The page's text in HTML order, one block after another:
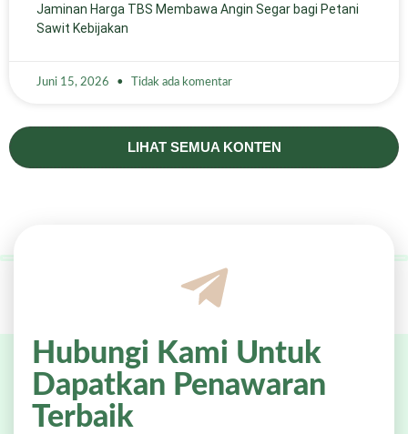
Jaminan Harga TBS Membawa Angin Segar bagi Petani
Sawit Kebijakan
Juni 15, 2026 Tidak ada komentar
LIHAT SEMUA KONTEN
Hubungi Kami Untuk
Dapatkan Penawaran
Terbaik